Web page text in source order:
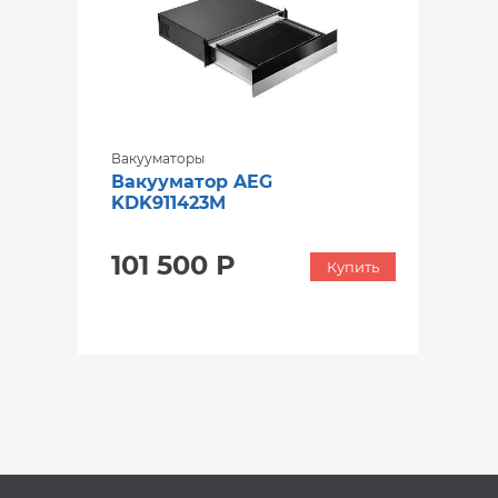
Вакууматоры
Вакууматор AEG
KDK911423M
101 500 Р Купить